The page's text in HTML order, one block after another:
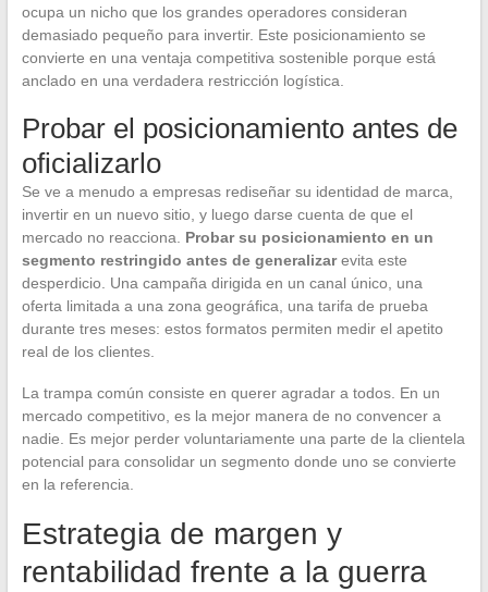
ocupa un nicho que los grandes operadores consideran
demasiado pequeño para invertir. Este posicionamiento se
convierte en una ventaja competitiva sostenible porque está
anclado en una verdadera restricción logística.
Probar el posicionamiento antes de
oficializarlo
Se ve a menudo a empresas rediseñar su identidad de marca,
invertir en un nuevo sitio, y luego darse cuenta de que el
mercado no reacciona. Probar su posicionamiento en un
segmento restringido antes de generalizarevita este
desperdicio. Una campaña dirigida en un canal único, una
oferta limitada a una zona geográfica, una tarifa de prueba
durante tres meses: estos formatos permiten medir el apetito
real de los clientes.
La trampa común consiste en querer agradar a todos. En un
mercado competitivo, es la mejor manera de no convencer a
nadie. Es mejor perder voluntariamente una parte de la clientela
potencial para consolidar un segmento donde uno se convierte
en la referencia.
Estrategia de margen y
rentabilidad frente a la guerra